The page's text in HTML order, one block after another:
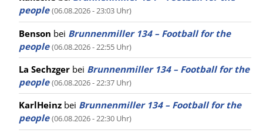
people (06.08.2026 - 23:03 Uhr)
Benson bei Brunnenmiller 134 – Football for the
people (06.08.2026 - 22:55 Uhr)
La Sechzger bei Brunnenmiller 134 – Football for the
people (06.08.2026 - 22:37 Uhr)
KarlHeinz bei Brunnenmiller 134 – Football for the
people (06.08.2026 - 22:30 Uhr)